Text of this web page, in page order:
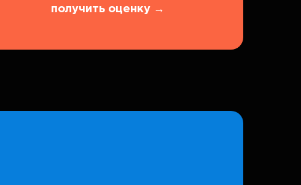
получить оценку →